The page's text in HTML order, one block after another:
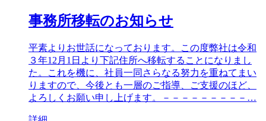
事務所移転のお知らせ
平素よりお世話になっております。この度弊社は令和
３年12月1日より下記住所へ移転することになりまし
た。これを機に、社員一同さらなる努力を重ねてまい
りますので、今後とも一層のご指導、ご支援のほど、
よろしくお願い申し上げます。－－－－－－－－－…